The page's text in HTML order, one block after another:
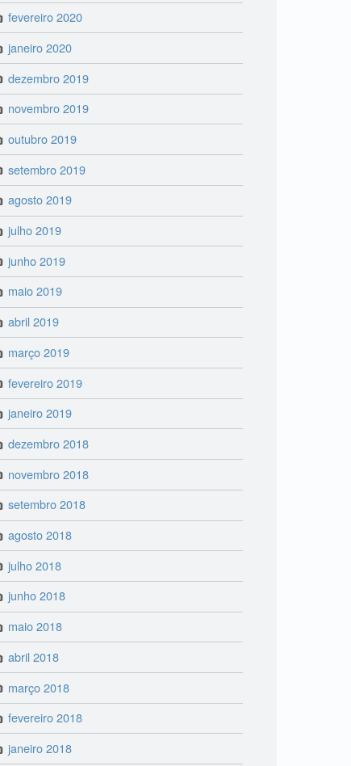
fevereiro 2020
janeiro 2020
dezembro 2019
novembro 2019
outubro 2019
setembro 2019
agosto 2019
julho 2019
junho 2019
maio 2019
abril 2019
março 2019
fevereiro 2019
janeiro 2019
dezembro 2018
novembro 2018
setembro 2018
agosto 2018
julho 2018
junho 2018
maio 2018
abril 2018
março 2018
fevereiro 2018
janeiro 2018